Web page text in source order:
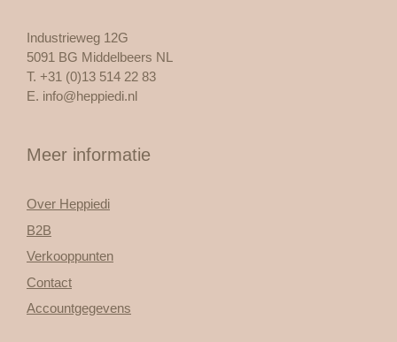
Industrieweg 12G
5091 BG Middelbeers NL
T. +31 (0)13 514 22 83
E. info@heppiedi.nl
Meer informatie
Over Heppiedi
B2B
Verkooppunten
Contact
Accountgegevens